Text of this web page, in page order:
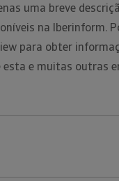
uma breve
na Iberinform.
para obter
e muitas outras